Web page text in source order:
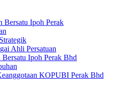
Bersatu Ipoh Perak
Ahli Persatuan
Ipoh Perak Bhd
KOPUBI Perak Bhd